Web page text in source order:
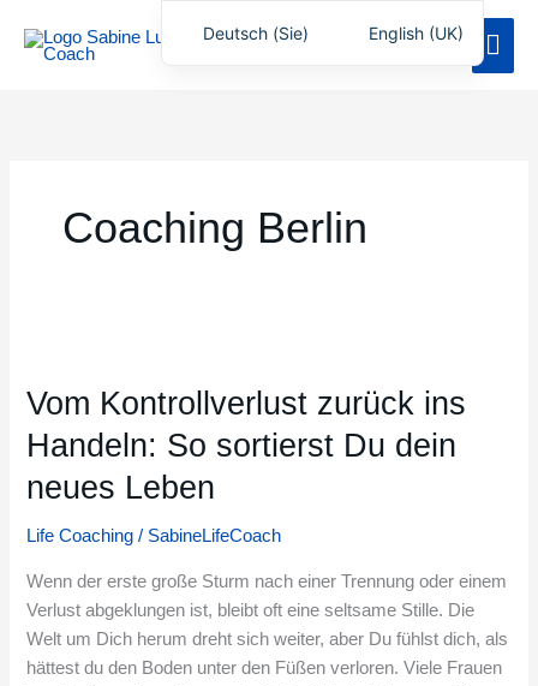
Inhalt
Coaching Berlin
Vom Kontrollverlust zurück ins
Handeln: So sortierst Du dein
neues Leben
Life Coaching / SabineLifeCoach
Wenn der erste große Sturm nach einer Trennung oder einem
Verlust abgeklungen ist, bleibt oft eine seltsame Stille. Die
Welt um Dich herum dreht sich weiter, aber Du fühlst dich, als
hättest du den Boden unter den Füßen verloren. Viele Frauen
zurück
Handeln:
So
Du
dein
neues
Leben
Deutsch (Sie) English (UK)